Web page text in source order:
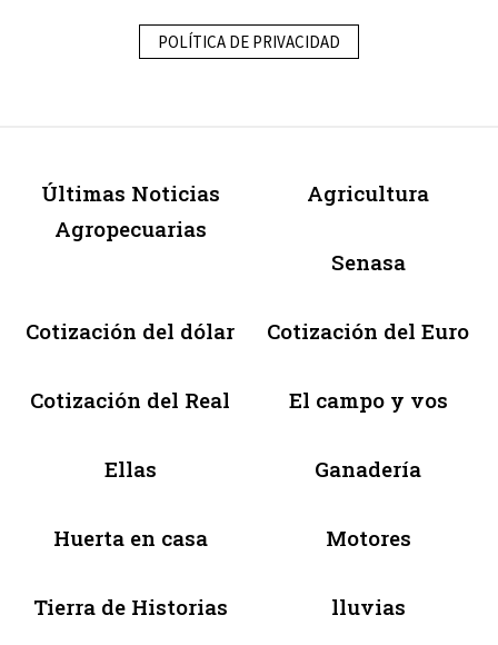
POLÍTICA DE PRIVACIDAD
Últimas Noticias
Agropecuarias
Agricultura
Senasa
Cotización del dólar Cotización del Euro
Cotización del Real El campo y vos
Ellas Ganadería
Huerta en casa Motores
Tierra de Historias lluvias